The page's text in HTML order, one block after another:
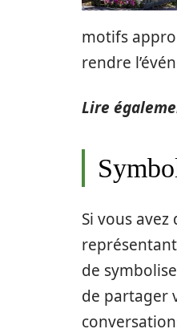
motifs
rendre
Lire
Si vous
de
de partager